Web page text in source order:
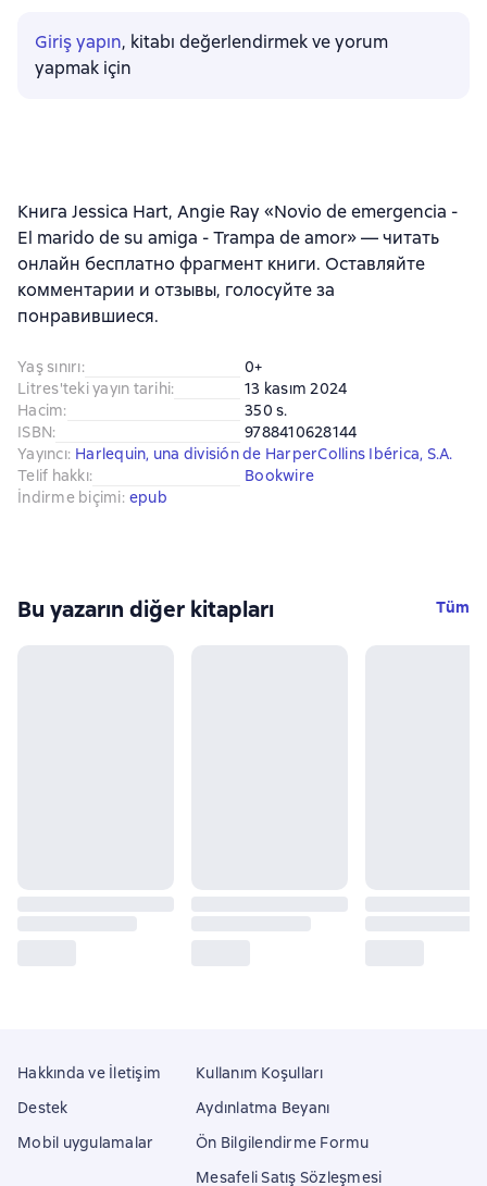
Giriş yapın, kitabı değerlendirmek ve yorum
yapmak için
Книга Jessica Hart, Angie Ray «Novio de emergencia -
El marido de su amiga - Trampa de amor» — читать
онлайн бесплатно фрагмент книги. Оставляйте
комментарии и отзывы, голосуйте за
понравившиеся.
Yaş sınırı:
0+
Litres'teki yayın tarihi:
13 kasım 2024
Hacim:
350 s.
ISBN:
9788410628144
Yayıncı: Harlequin, una división de HarperCollins Ibérica, S.A.
Telif hakkı:
Bookwire
İndirme biçimi: epub
Bu yazarın diğer kitapları Tüm
Hakkında ve İletişim
Destek
Mobil uygulamalar
Kullanım Koşulları
Aydınlatma Beyanı
Ön Bilgilendirme Formu
Mesafeli Satış Sözleşmesi